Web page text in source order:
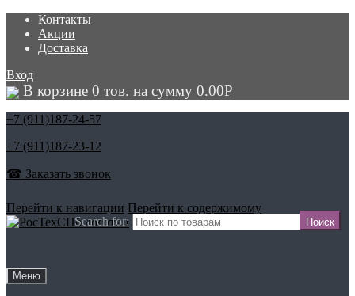
Контакты
Акции
Доставка
Вход
В корзине 0 тов. на сумму 0.00Р
+7 (911)187-24-57
+7 (911)187-23-12
☎ Заказать звонок
Search for:
Перейти к навигации Перейти к содержимому
Меню